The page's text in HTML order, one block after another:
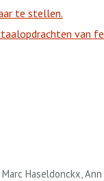
te stellen.
van
Haseldonckx,